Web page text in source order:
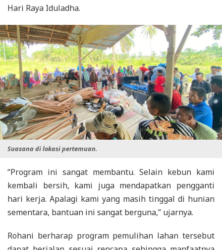
Hari Raya Iduladha.
Suasana di lokasi pertemuan.
“Program ini sangat membantu. Selain kebun kami
kembali bersih, kami juga mendapatkan pengganti
hari kerja. Apalagi kami yang masih tinggal di hunian
sementara, bantuan ini sangat berguna,” ujarnya.
Rohani berharap program pemulihan lahan tersebut